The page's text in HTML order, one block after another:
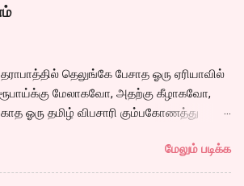
தெலுங்கே பேசாத ஓரு ஏரியாவில்
ரூபாய்க்கு மேலாகவோ, அதற்கு கீழாகவோ,
ஓரு தமிழ் விபசாரி கும்பகோணத்து
அவளுடய வாழ்கை எப்படி
என்ற ஓரு நல்ல லைனை , சங்கீதா
மேலும் படிக்க